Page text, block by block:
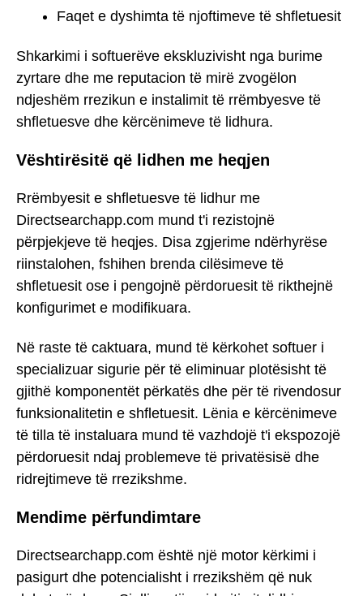
Faqet e dyshimta të njoftimeve të shfletuesit
Shkarkimi i softuerëve ekskluzivisht nga burime
zyrtare dhe me reputacion të mirë zvogëlon
ndjeshëm rrezikun e instalimit të rrëmbyesve të
shfletuesve dhe kërcënimeve të lidhura.
Vështirësitë që lidhen me heqjen
Rrëmbyesit e shfletuesve të lidhur me
Directsearchapp.com mund t'i rezistojnë
përpjekjeve të heqjes. Disa zgjerime ndërhyrëse
riinstalohen, fshihen brenda cilësimeve të
shfletuesit ose i pengojnë përdoruesit të rikthejnë
konfigurimet e modifikuara.
Në raste të caktuara, mund të kërkohet softuer i
specializuar sigurie për të eliminuar plotësisht të
gjithë komponentët përkatës dhe për të rivendosur
funksionalitetin e shfletuesit. Lënia e kërcënimeve
të tilla të instaluara mund të vazhdojë t'i ekspozojë
përdoruesit ndaj problemeve të privatësisë dhe
ridrejtimeve të rrezikshme.
Mendime përfundimtare
Directsearchapp.com është një motor kërkimi i
pasigurt dhe potencialisht i rrezikshëm që nuk